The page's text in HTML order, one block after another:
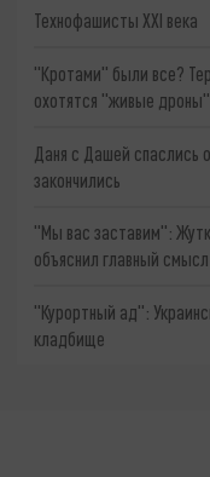
Технофашисты XXI века
"Кротами" были все?
охотятся "живые дроны"
Даня с Дашей спаслись
закончились
"Мы вас заставим":
объяснил главный
"Курортный ад":
кладбище